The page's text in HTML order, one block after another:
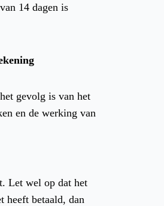
14 dagen is
gevolg is van het
en de werking van
Let wel op dat het
heeft betaald, dan